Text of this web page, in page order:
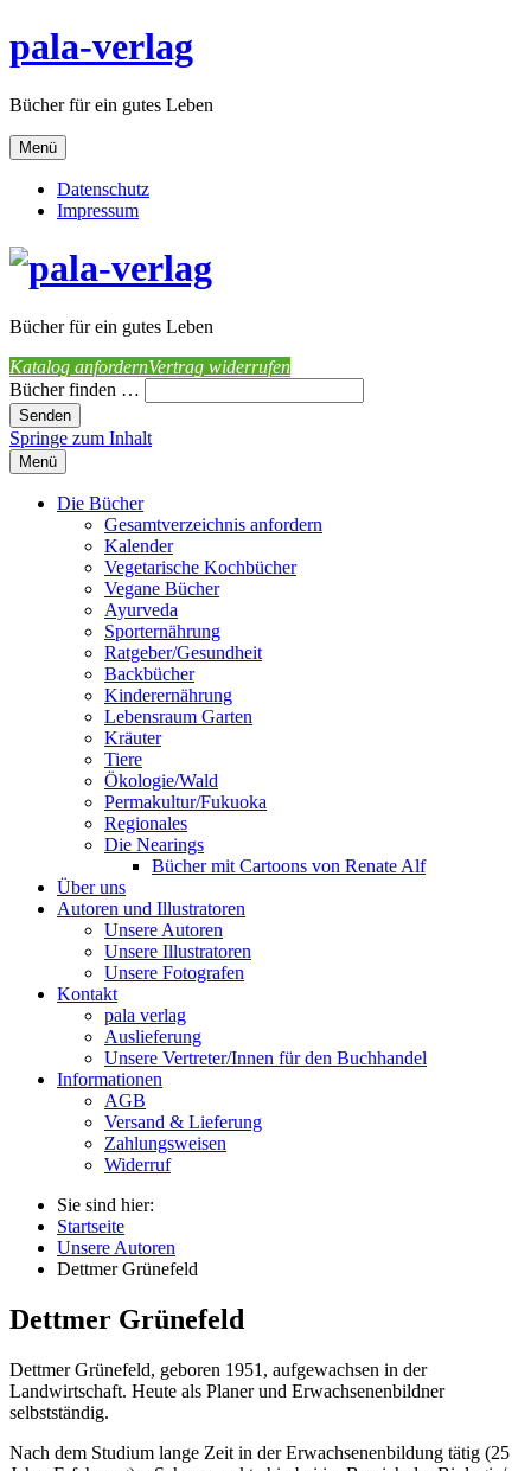
pala-verlag
Bücher für ein gutes Leben
Menü
Datenschutz
Impressum
Bücher für ein gutes Leben
Katalog anfordernVertrag widerrufen
Bücher finden …
Springe zum Inhalt
Menü
Die Bücher
Gesamtverzeichnis anfordern
Kalender
Vegetarische Kochbücher
Vegane Bücher
Ayurveda
Sporternährung
Ratgeber/Gesundheit
Backbücher
Kinderernährung
Lebensraum Garten
Kräuter
Tiere
Ökologie/Wald
Permakultur/Fukuoka
Regionales
Die Nearings
Bücher mit Cartoons von Renate Alf
Über uns
Autoren und Illustratoren
Unsere Autoren
Unsere Illustratoren
Unsere Fotografen
Kontakt
pala verlag
Auslieferung
Unsere Vertreter/Innen für den Buchhandel
Informationen
AGB
Versand & Lieferung
Zahlungsweisen
Widerruf
Sie sind hier:
Startseite
Unsere Autoren
Dettmer Grünefeld
Dettmer Grünefeld
Dettmer Grünefeld, geboren 1951, aufgewachsen in der
Landwirtschaft. Heute als Planer und Erwachsenenbildner
selbstständig.
Nach dem Studium lange Zeit in der Erwachsenenbildung tätig (25